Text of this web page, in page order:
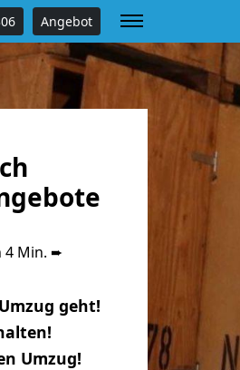
Angebot
4 Min. ➨
geht!
Umzug!